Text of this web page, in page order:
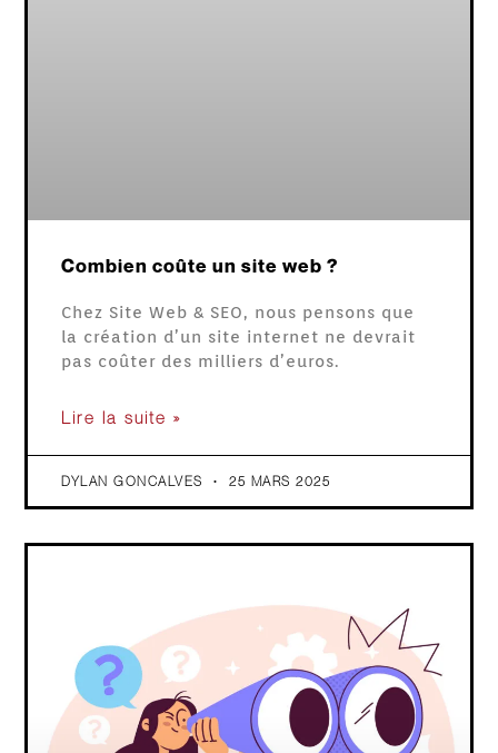
Combien coûte un site web ?
Chez Site Web & SEO, nous pensons que
la création d’un site internet ne devrait
pas coûter des milliers d’euros.
Lire la suite »
DYLAN GONCALVES 25 MARS 2025